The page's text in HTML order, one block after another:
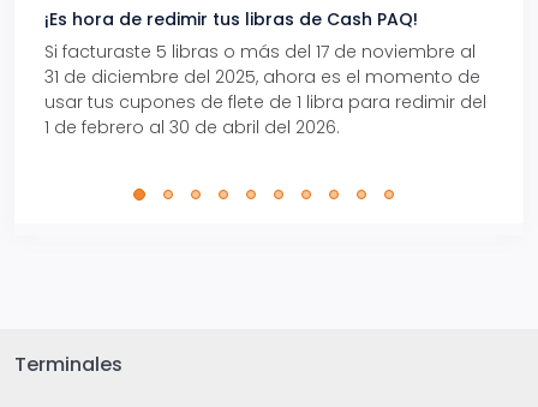
¡Es hora de redimir tus libras de Cash PAQ!
Si facturaste 5 libras o más del 17 de noviembre al
31 de diciembre del 2025, ahora es el momento de
usar tus cupones de flete de 1 libra para redimir del
1 de febrero al 30 de abril del 2026.
Terminales